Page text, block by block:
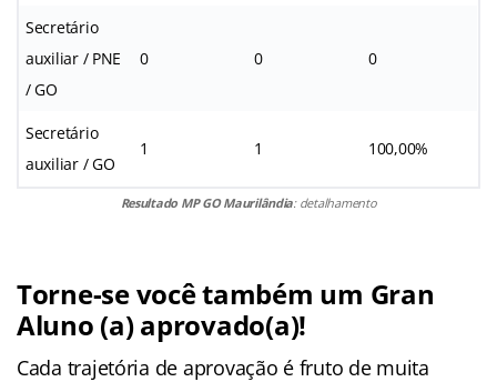
Secretário
auxiliar / PNE
/ GO
0 0 0
Secretário
auxiliar / GO
1 1 100,00%
Resultado MP GO Maurilândia: detalhamento
Torne-se você também um Gran
Aluno (a) aprovado(a)!
Cada trajetória de aprovação é fruto de muita